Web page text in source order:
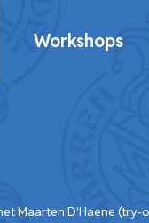
Workshops
Maarten D'Haene (try-